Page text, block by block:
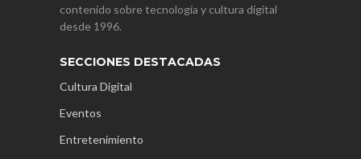
contenido sobre tecnología y cultura digital
desde 1996.
SECCIONES DESTACADAS
Cultura Digital
Eventos
Entretenimiento